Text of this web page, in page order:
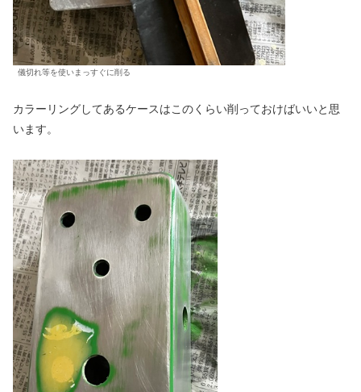
儀切れ等を使いまっすぐに削る
カラーリングしてあるケースはこのくらい削っておけばいいと思
います。